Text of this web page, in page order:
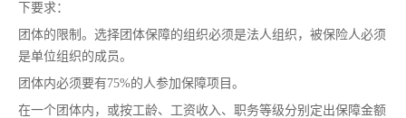
下要求：
团体的限制。选择团体保障的组织必须是法人组织，被保险人必须
是单位组织的成员。
团体内必须要有75%的人参加保障项目。
在一个团体内，或按工龄、工资收入、职务等级分别定出保障金额